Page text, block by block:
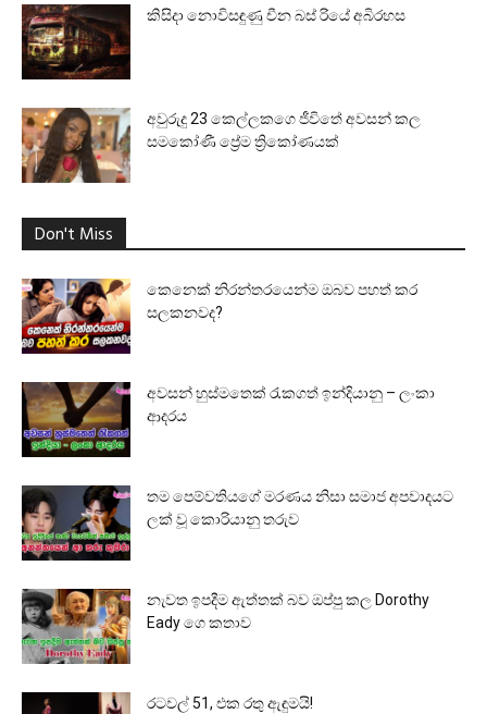
කිසිදා නොවිසඳුණු චීන බස් රියේ අබිරහස
අවුරුදු 23 කෙල්ලකගෙ ජීවිතේ අවසන් කල
සමකෝණී ප්‍රේම ත්‍රිකෝණයක්
Don't Miss
කෙනෙක් නිරන්තරයෙන්ම ඔබව පහත් කර
සලකනවද?
අවසන් හුස්මතෙක් රැකගත් ඉන්දියානු – ලංකා
ආදරය
තම පෙම්වතියගේ මරණය නිසා සමාජ අපවාදයට
ලක් වූ කොරියානු තරුව
නැවත ඉපදීම ඇත්තක් බව ඔප්පු කල Dorothy
Eady ගෙ කතාව
රටවල් 51, එක රතු ඇඳුමයි!